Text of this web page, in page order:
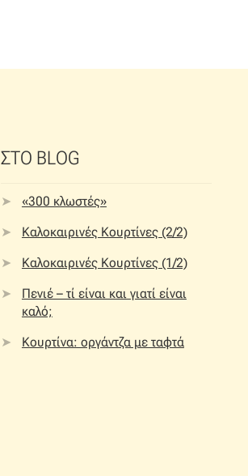
ΣΤΟ BLOG
«300 κλωστές»
Καλοκαιρινές Κουρτίνες (2/2)
Καλοκαιρινές Κουρτίνες (1/2)
Πενιέ – τί είναι και γιατί είναι
καλό;
Κουρτίνα: οργάντζα με ταφτά